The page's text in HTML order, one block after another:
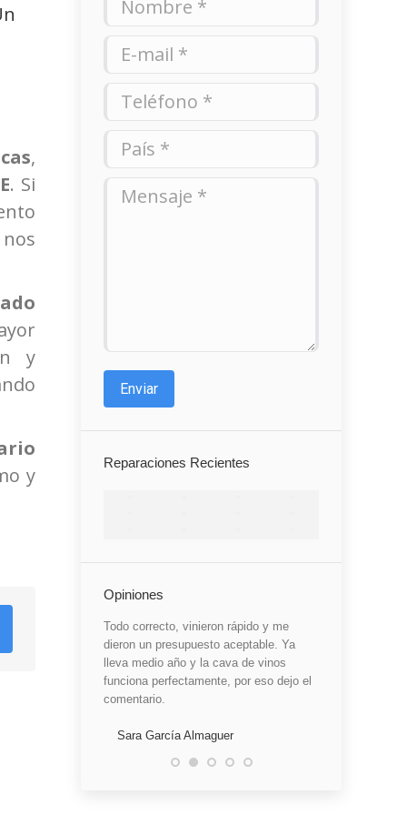
,
. Si
y
y
Teléfono *
Enviar
Reparaciones Recientes
Opiniones
es del rey. Mi
Todo correcto, vinieron rápido y me
dieron un presupuesto aceptable. Ya
lleva medio año y la cava de vinos
funciona perfectamente, por eso dejo el
comentario.
Sara García Almaguer